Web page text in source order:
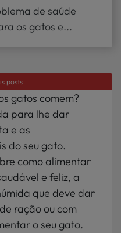
de saúde
os gatos e...
posts
gatos comem?
para lhe dar
e as
do seu gato.
como alimentar
e feliz, a
que deve dar
ração ou com
o seu gato.